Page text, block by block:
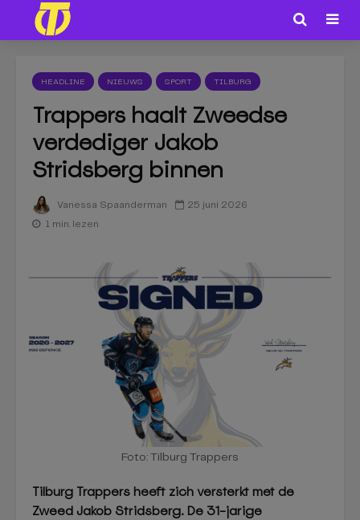
HEADLINE NIEUWS SPORT TILBURG
Trappers haalt Zweedse
verdediger Jakob
Stridsberg binnen
Vanessa Spaanderman 25 juni 2026
1 min. lezen
Foto: Tilburg Trappers
Tilburg Trappers heeft zich versterkt met de
Zweed Jakob Stridsberg. De 31-jarige